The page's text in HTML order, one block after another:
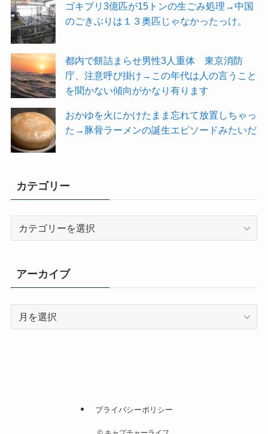
ゴキブリ3億匹が15トンの生ごみ処理→中国
のごきぶりは１３奥匹じゃなかったっけ。
都内で餅詰まらせ男性3人重体 東京消防
庁、注意呼び掛け→この年代は人の言うこと
を聞かない傾向がかなり有ります
おかゆを火にかけたまま忘れて放置しちゃっ
た→豚骨ラーメンの誕生エピソードみたいだ
カテゴリー
ー
アーカイブ
プライバシーポリシー